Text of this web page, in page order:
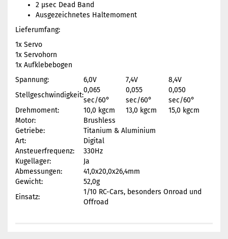
2 µsec Dead Band
Ausgezeichnetes Haltemoment
Lieferumfang:
1x Servo
1x Servohorn
1x Aufklebebogen
Spannung:
6,0V 7,4V
8,4V
Stellgeschwindigkeit:
0,065
sec/60°
0,055
sec/60°
0,050
sec/60°
Drehmoment:
10,0 kgcm 13,0 kgcm
15,0 kgcm
Motor:
Brushless
Getriebe:
Titanium & Aluminium
Art:
Digital
Ansteuerfrequenz:
330Hz
Kugellager:
Ja
Abmessungen:
41,0x20,0x26,4mm
Gewicht:
52,0g
Einsatz:
1/10 RC-Cars, besonders Onroad und
Offroad